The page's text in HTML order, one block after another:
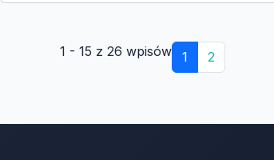
1 - 15 z 26 wpisów 1 2